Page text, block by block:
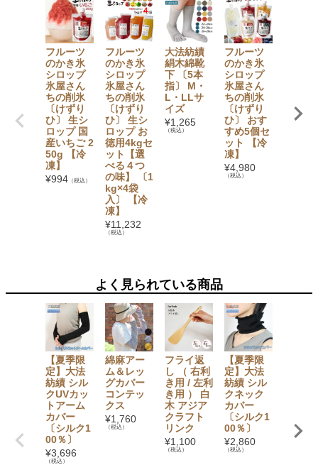
フルーツ
のかき氷
シロップ
氷屋さん
ちの削氷
〔けずり
ひ〕 生シ
ロップ 国
産いちご 2
50g 【冷
凍】
¥994 （税込）
フルーツ
のかき氷
シロップ
氷屋さん
ちの削氷
〔けずり
ひ〕 生シ
ロップ お
徳用4kgセ
ット【選
べる４つ
の味】 〔1
kg×4袋
入〕 【冷
凍】
¥11,232
（税込）
大法紡績
絹木綿靴
下 〔5本
指〕 M・
L・LLサ
イズ
¥1,265
（税込）
フルーツ
のかき氷
シロップ
氷屋さん
ちの削氷
〔けずり
ひ〕 おす
すめ5個セ
ット 【冷
凍】
¥4,980
（税込）
プ6本
ト（い
よく見られている商品
【夏季限
定】大法
紡績 シル
クUVカッ
トアーム
カバー
〔シルク1
00％〕
¥3,696
（税込）
綿麻アー
ム＆レッ
グカバー
コンテッ
クス
¥1,760
（税込）
フライ返
し （ 右利
き用 / 左利
き用 ） 白
木 アジア
クラフト
リンク
¥1,100
（税込）
【夏季限
定】大法
紡績 シル
クネック
カバー
〔シルク1
00％〕
¥2,860
（税込）
1,100